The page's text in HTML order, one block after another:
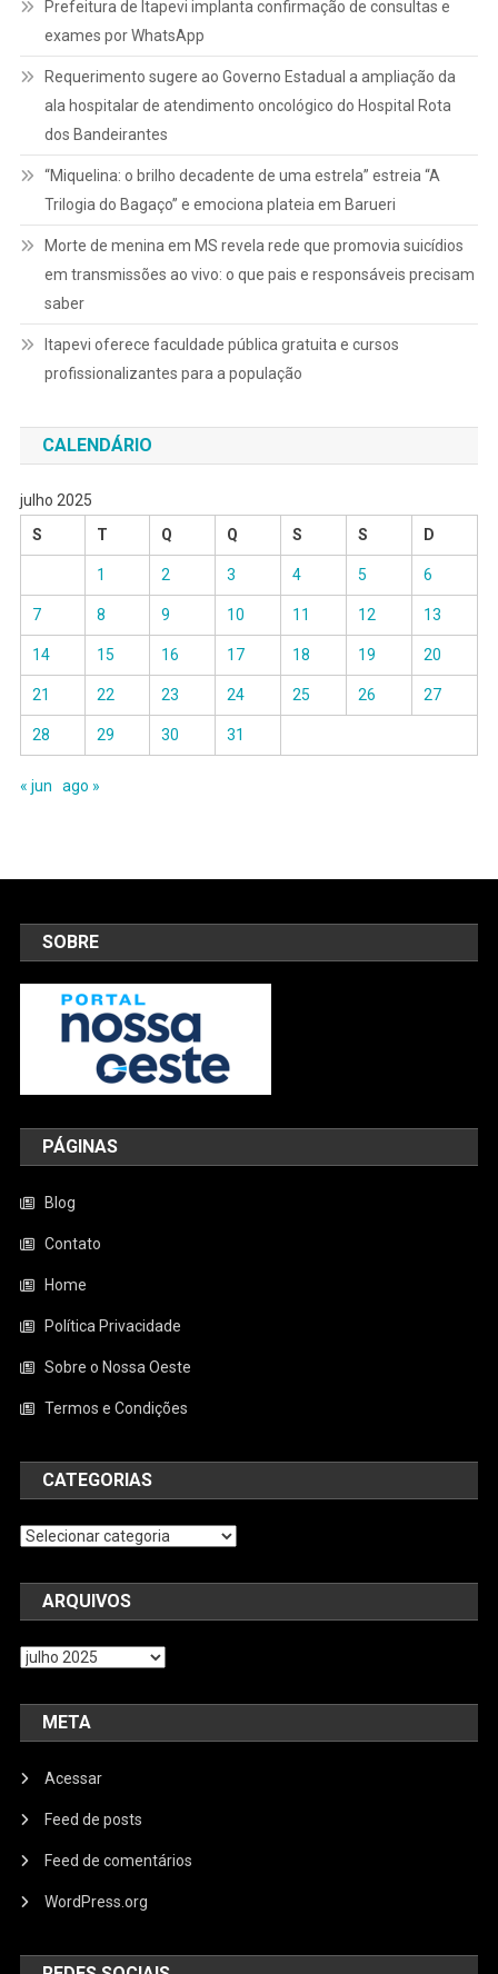
Prefeitura de Itapevi implanta confirmação de consultas e
exames por WhatsApp
Requerimento sugere ao Governo Estadual a ampliação da
ala hospitalar de atendimento oncológico do Hospital Rota
dos Bandeirantes
“Miquelina: o brilho decadente de uma estrela” estreia “A
Trilogia do Bagaço” e emociona plateia em Barueri
Morte de menina em MS revela rede que promovia suicídios
em transmissões ao vivo: o que pais e responsáveis precisam
saber
Itapevi oferece faculdade pública gratuita e cursos
profissionalizantes para a população
CALENDÁRIO
julho 2025
S
T Q Q S S D
1 2 3 4 5 6
7 8 9 10 11 12 13
14 15 16 17 18 19 20
21 22 23 24 25 26 27
28 29 30 31
« jun ago »
SOBRE
PÁGINAS
Blog
Contato
Home
Política Privacidade
Sobre o Nossa Oeste
Termos e Condições
CATEGORIAS
Categorias
ARQUIVOS
Arquivos
META
Acessar
Feed de posts
Feed de comentários
WordPress.org